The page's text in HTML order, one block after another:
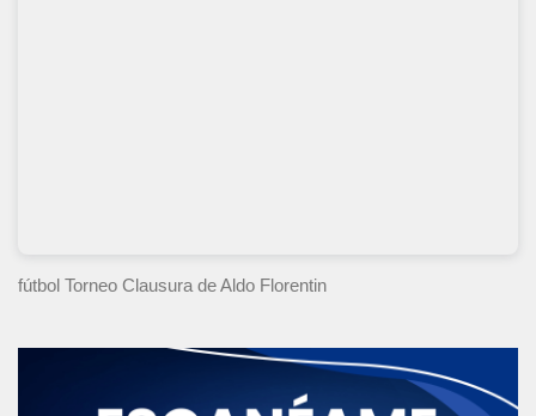
fútbol Torneo Clausura de Aldo Florentin